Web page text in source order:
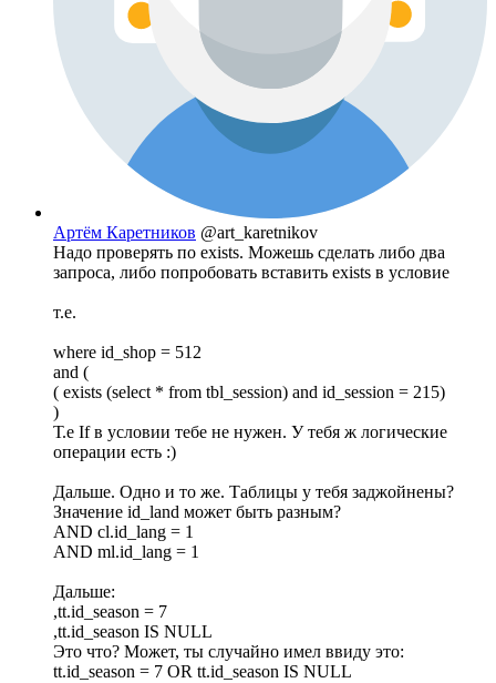
Артём Каретников @art_karetnikov
Надо проверять по exists. Можешь сделать либо два
запроса, либо попробовать вставить exists в условие
т.е.
where id_shop = 512
and (
( exists (select * from tbl_session) and id_session = 215)
)
Т.е If в условии тебе не нужен. У тебя ж логические
операции есть :)
Дальше. Одно и то же. Таблицы у тебя заджойнены?
Значение id_land может быть разным?
AND cl.id_lang = 1
AND ml.id_lang = 1
Дальше:
,tt.id_season = 7
,tt.id_season IS NULL
Это что? Может, ты случайно имел ввиду это:
tt.id_season = 7 OR tt.id_season IS NULL